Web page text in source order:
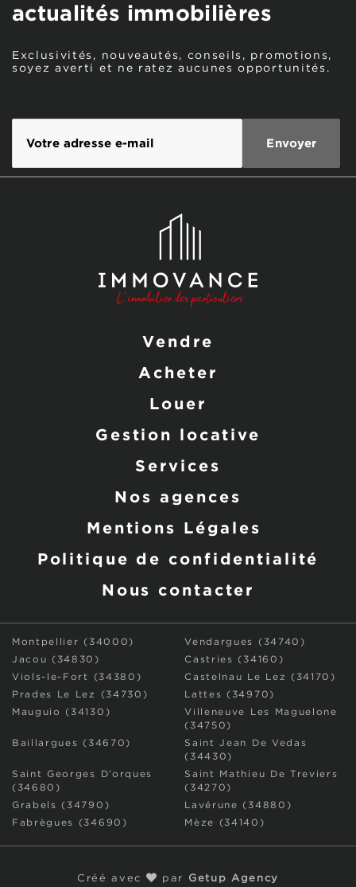
actualités immobilières
Exclusivités, nouveautés, conseils, promotions,
soyez averti et ne ratez aucunes opportunités.
Vendre
Acheter
Louer
Gestion locative
Services
Nos agences
Mentions Légales
Politique de confidentialité
Nous contacter
Montpellier (34000)
Vendargues (34740)
Jacou (34830)
Castries (34160)
Viols-le-Fort (34380)
Castelnau Le Lez (34170)
Prades Le Lez (34730)
Lattes (34970)
Mauguio (34130)
Villeneuve Les Maguelone
(34750)
Baillargues (34670)
Saint Jean De Vedas
(34430)
Saint Georges D’orques
(34680)
Saint Mathieu De Treviers
(34270)
Grabels (34790)
Lavérune (34880)
Fabrègues (34690)
Mèze (34140)
Créé avec par Getup Agency